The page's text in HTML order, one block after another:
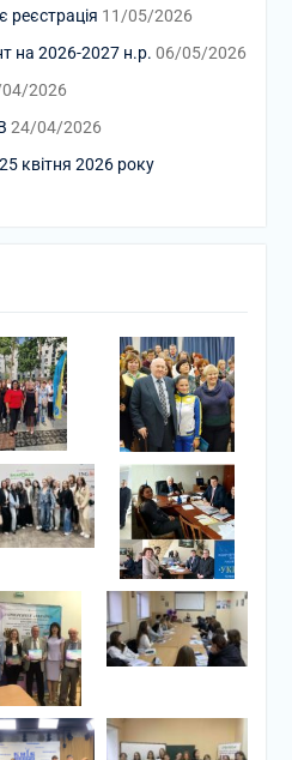
11/05/2026
на 2026-2027 н.р. 06/05/2026
2026
24/04/2026
квітня 2026 року